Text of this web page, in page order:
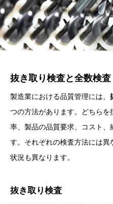
抜き取り検査と全数検査
製造業における品質管理には、
つの方法があります。どちら
率、製品の品質要求、コスト、
す。それぞれの検査方法には
状況も異なります。
抜き取り検査